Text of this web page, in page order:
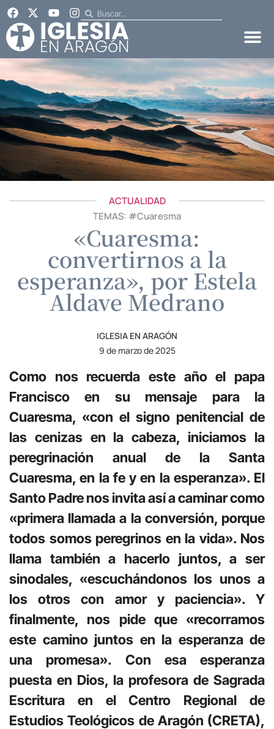
ACTUALIDAD
TEMAS: #Cuaresma
«Cuaresma:
convertirnos a la
esperanza», por Estela
Aldave Medrano
IGLESIA EN ARAGÓN
9 de marzo de 2025
Como nos recuerda este año el papa
Francisco en su mensaje para la
Cuaresma, «con el signo penitencial de
las cenizas en la cabeza, iniciamos la
peregrinación anual de la Santa
Cuaresma, en la fe y en la esperanza». El
Santo Padre nos invita así a caminar como
«primera llamada a la conversión, porque
todos somos peregrinos en la vida». Nos
llama también a hacerlo juntos, a ser
sinodales, «escuchándonos los unos a
los otros con amor y paciencia». Y
finalmente, nos pide que «recorramos
este camino juntos en la esperanza de
una promesa». Con esa esperanza
puesta en Dios, la profesora de Sagrada
Escritura en el Centro Regional de
Estudios Teológicos de Aragón (CRETA),